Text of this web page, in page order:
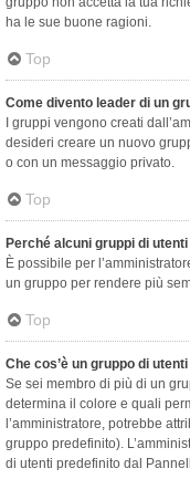
ha le sue buone ragioni.
Top
Come divento leader di un
I gruppi vengono creati
desideri creare un nuovo
o con un messaggio privato.
Top
Perché alcuni gruppi di
È possibile per
un gruppo per rendere più
Top
Che cos’è un gruppo di
Se sei membro di più di un
determina il colore e quali
l’amministratore, potrebbe
gruppo predefinito).
di utenti predefinito dal